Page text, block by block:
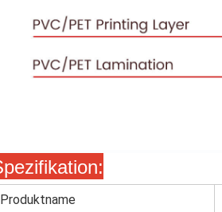
Produktname